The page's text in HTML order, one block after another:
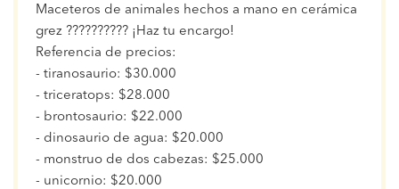
Maceteros de animales hechos a mano en cerámica
grez ?????????? ¡Haz tu encargo!
Referencia de precios:
- tiranosaurio: $30.000
- triceratops: $28.000
- brontosaurio: $22.000
- dinosaurio de agua: $20.000
- monstruo de dos cabezas: $25.000
- unicornio: $20.000